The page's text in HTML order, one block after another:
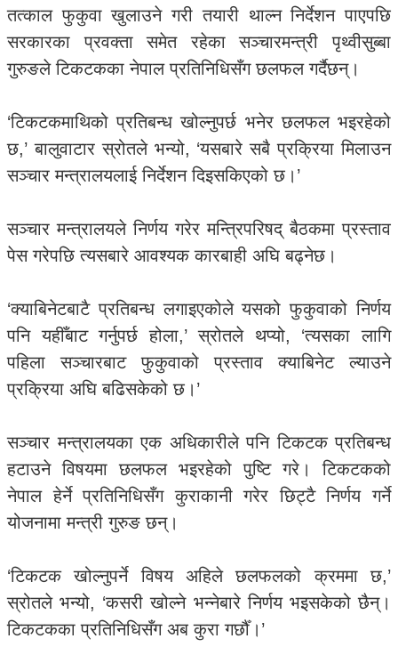
तत्काल फुकुवा खुलाउने गरी तयारी थाल्न निर्देशन पाएपछि
सरकारका प्रवक्ता समेत रहेका सञ्चारमन्त्री पृथ्वीसुब्बा
गुरुङले टिकटकका नेपाल प्रतिनिधिसँग छलफल गर्दैछन्।
‘टिकटकमाथिको प्रतिबन्ध खोल्नुपर्छ भनेर छलफल भइरहेको
छ,’ बालुवाटार स्रोतले भन्यो, ‘यसबारे सबै प्रक्रिया मिलाउन
सञ्चार मन्त्रालयलाई निर्देशन दिइसकिएको छ।’
सञ्चार मन्त्रालयले निर्णय गरेर मन्त्रिपरिषद् बैठकमा प्रस्ताव
पेस गरेपछि त्यसबारे आवश्यक कारबाही अघि बढ्नेछ।
‘क्याबिनेटबाटै प्रतिबन्ध लगाइएकोले यसको फुकुवाको निर्णय
पनि यहीँबाट गर्नुपर्छ होला,’ स्रोतले थप्यो, ‘त्यसका लागि
पहिला सञ्चारबाट फुकुवाको प्रस्ताव क्याबिनेट ल्याउने
प्रक्रिया अघि बढिसकेको छ।’
सञ्चार मन्त्रालयका एक अधिकारीले पनि टिकटक प्रतिबन्ध
हटाउने विषयमा छलफल भइरहेको पुष्टि गरे। टिकटकको
नेपाल हेर्ने प्रतिनिधिसँग कुराकानी गरेर छिट्टै निर्णय गर्ने
योजनामा मन्त्री गुरुङ छन्।
‘टिकटक खोल्नुपर्ने विषय अहिले छलफलको क्रममा छ,’
स्रोतले भन्यो, ‘कसरी खोल्ने भन्नेबारे निर्णय भइसकेको छैन्।
टिकटकका प्रतिनिधिसँग अब कुरा गर्छौँ।’